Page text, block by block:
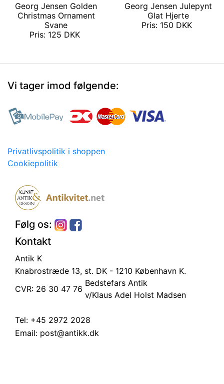
Georg Jensen Golden
Christmas Ornament
Svane
Pris: 125 DKK
Georg Jensen Julepynt
Glat Hjerte
Pris: 150 DKK
Vi tager imod følgende:
Privatlivspolitik i shoppen
Cookiepolitik
Følg os:
Kontakt
Antik K
Knabrostræde 13, st. DK - 1210 København K.
CVR: 26 30 47 76
Bedstefars Antik
v/Klaus Adel Holst Madsen
Tel: +45 2972 2028
Email: post@antikk.dk